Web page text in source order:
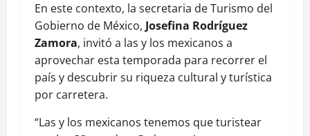
En este contexto, la secretaria de Turismo del
Gobierno de México, Josefina Rodríguez
Zamora, invitó a las y los mexicanos a
aprovechar esta temporada para recorrer el
país y descubrir su riqueza cultural y turística
por carretera.
“Las y los mexicanos tenemos que turistear